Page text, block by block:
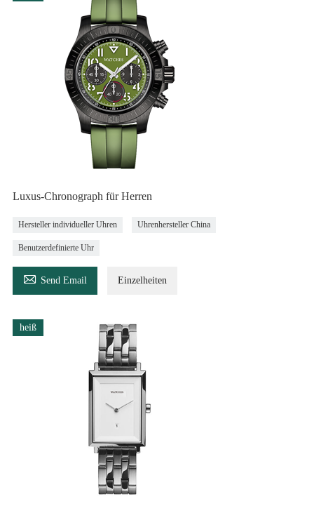
Luxus-Chronograph für Herren
Hersteller individueller Uhren Uhrenhersteller China
Benutzerdefinierte Uhr
 Send Email Einzelheiten
heiß